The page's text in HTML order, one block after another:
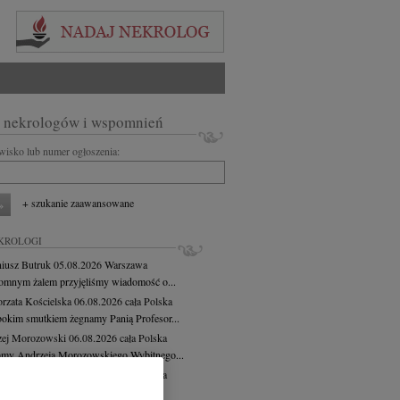
nekrologów i wspomnień
lub numer ogłoszenia:
+ szukanie zaawansowane
Butruk 05.08.2026Warszawa
żalem przyjęliśmy wiadomość o...
Kościelska06.08.2026cała Polska
smutkiem żegnamy Panią Profesor...
Morozowski 06.08.2026cała Polska
Andrzeja Morozowskiego Wybitnego...
cała Polska